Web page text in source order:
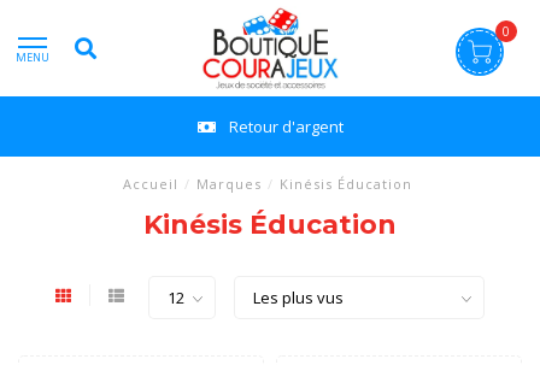
MENU
0
Retour d'argent
Accueil / Marques / Kinésis Éducation
Kinésis Éducation